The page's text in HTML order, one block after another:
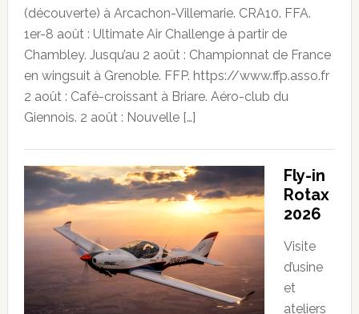
(découverte) à Arcachon-Villemarie. CRA10. FFA.
1er-8 août : Ultimate Air Challenge à partir de
Chambley. Jusqu’au 2 août : Championnat de France
en wingsuit à Grenoble. FFP. https://www.ffp.asso.fr
2 août : Café-croissant à Briare. Aéro-club du
Giennois. 2 août : Nouvelle […]
Fly-in
Rotax
2026
Visite
d’usine
et
ateliers